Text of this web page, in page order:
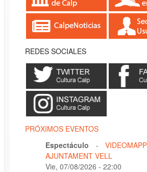
REDES SOCIALES
PRÓXIMOS EVENTOS
Espectáculo
-
AJUNTAMENT VELL
Vie, 07/08/2026 - 22:00